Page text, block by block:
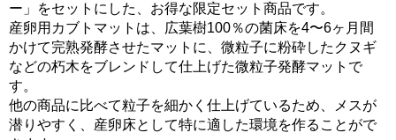
ー」をセットにした、お得な限定セット商品です。
産卵用カブトマットは、広葉樹100％の菌床を4〜6ヶ月間
かけて完熟発酵させたマットに、微粒子に粉砕したクヌギ
などの朽木をブレンドして仕上げた微粒子発酵マットで
す。
他の商品に比べて粒子を細かく仕上げているため、メスが
潜りやすく、産卵床として特に適した環境を作ることがで